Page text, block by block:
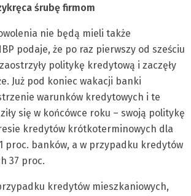
śrubę firmom
nie będą mieli także
podaje, że po raz pierwszy od sześciu
politykę kredytową i zaczęły
Już pod koniec wakacji banki
warunków kredytowych i te
się w końcówce roku – swoją politykę
kredytów krótkoterminowych dla
proc. banków, a w przypadku kredytów
37 proc.
kredytów mieszkaniowych,